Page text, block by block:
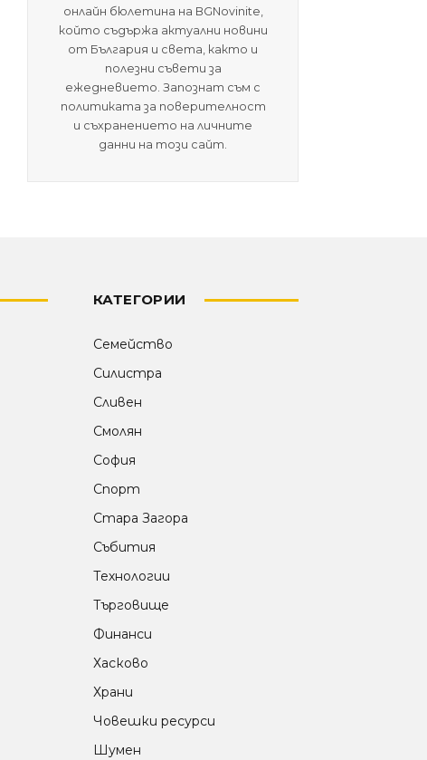
онлайн бюлетина на BGNovinite,
който съдържа актуални новини
от България и света, както и
полезни съвети за
ежедневието. Запознат съм с
политиката за поверителност
и съхранението на личните
данни на този сайт.
КАТЕГОРИИ
Семейство
Силистра
Сливен
Смолян
София
Спорт
Стара Загора
Събития
Технологии
Търговище
Финанси
Хасково
Храни
Човешки ресурси
Шумен